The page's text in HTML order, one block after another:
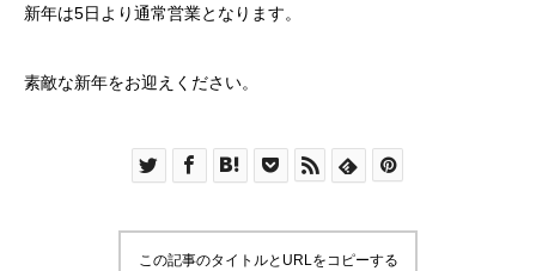
新年は5日より通常営業となります。
素敵な新年をお迎えください。
この記事のタイトルとURLをコピーする